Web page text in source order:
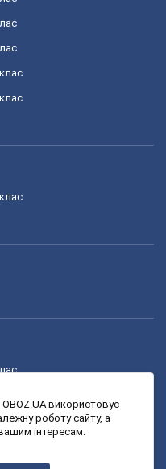
використовує
роботу сайту, а
інтересам.